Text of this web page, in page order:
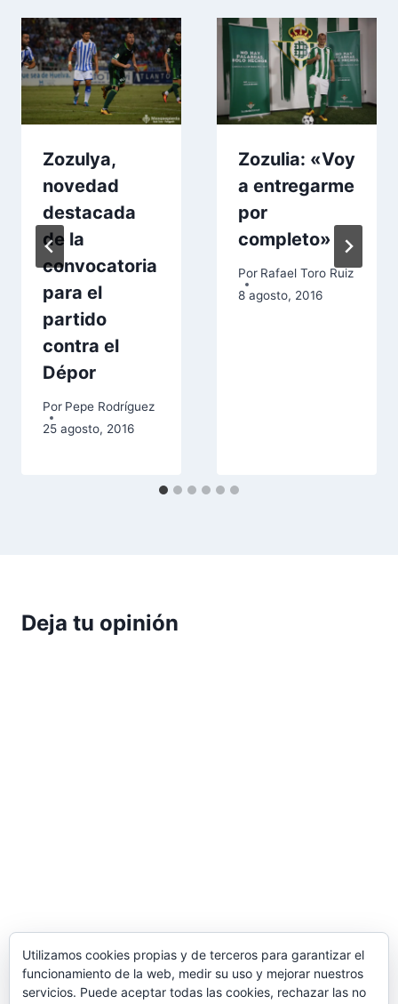
Zozulya,
novedad
destacada
de la
convocatoria
para el
partido
contra el
Dépor
Por Pepe Rodríguez
25 agosto, 2016
Zozulia: «Voy
a entregarme
por
completo»
Por Rafael Toro Ruiz
8 agosto, 2016
Deja tu opinión
Utilizamos cookies propias y de terceros para garantizar el
funcionamiento de la web, medir su uso y mejorar nuestros
servicios. Puede aceptar todas las cookies, rechazar las no